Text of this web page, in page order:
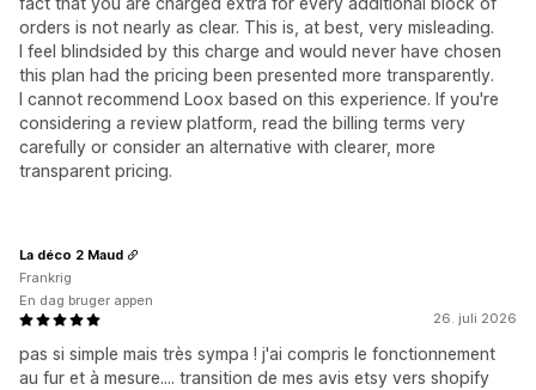
orders is not nearly as clear. This is, at best, very misleading.
I feel blindsided by this charge and would never have chosen
this plan had the pricing been presented more transparently.
I cannot recommend Loox based on this experience. If you're
considering a review platform, read the billing terms very
carefully or consider an alternative with clearer, more
transparent pricing.
26. juli 2026
pas si simple mais très sympa ! j'ai compris le fonctionnement
au fur et à mesure.... transition de mes avis etsy vers shopify
La déco 2 Maud
Frankrig
En dag bruger appen